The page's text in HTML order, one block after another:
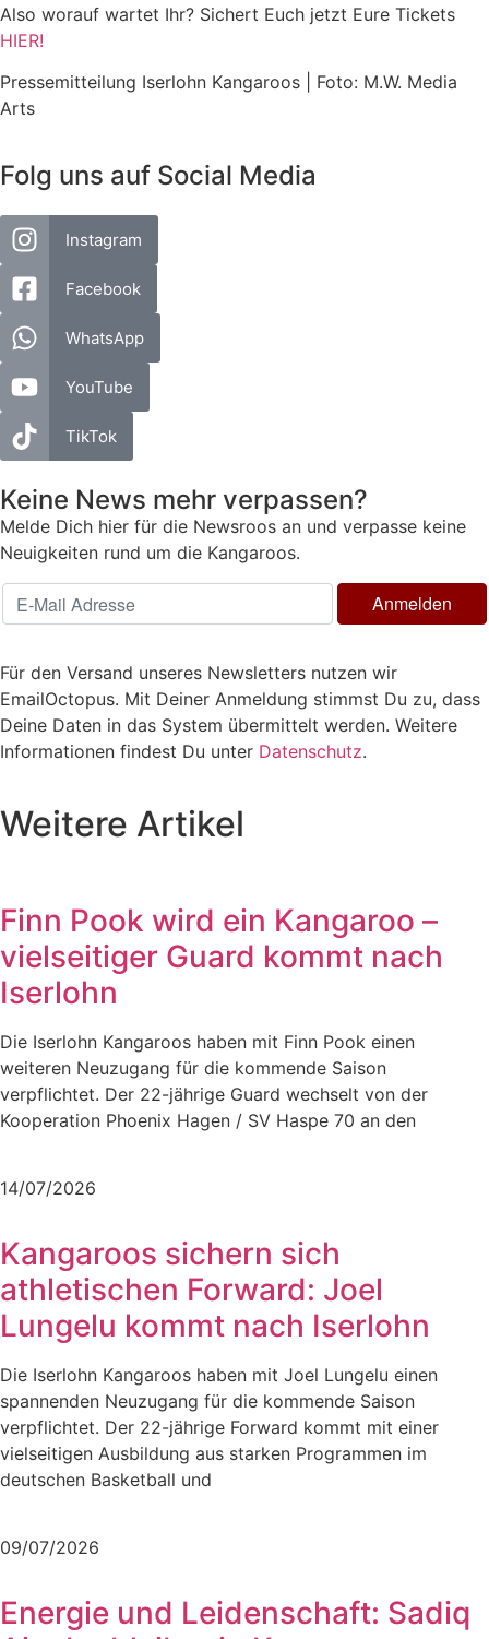
Also worauf wartet Ihr? Sichert Euch jetzt Eure Tickets
HIER!
Pressemitteilung Iserlohn Kangaroos | Foto: M.W. Media
Arts
Folg uns auf Social Media
Instagram
Facebook
WhatsApp
YouTube
TikTok
Keine News mehr verpassen?
Melde Dich hier für die Newsroos an und verpasse keine
Neuigkeiten rund um die Kangaroos.
Für den Versand unseres Newsletters nutzen wir
EmailOctopus. Mit Deiner Anmeldung stimmst Du zu, dass
Deine Daten in das System übermittelt werden. Weitere
Informationen findest Du unter Datenschutz.
Weitere Artikel
Finn Pook wird ein Kangaroo –
vielseitiger Guard kommt nach
Iserlohn
Die Iserlohn Kangaroos haben mit Finn Pook einen
weiteren Neuzugang für die kommende Saison
verpflichtet. Der 22-jährige Guard wechselt von der
Kooperation Phoenix Hagen / SV Haspe 70 an den
14/07/2026
Kangaroos sichern sich
athletischen Forward: Joel
Lungelu kommt nach Iserlohn
Die Iserlohn Kangaroos haben mit Joel Lungelu einen
spannenden Neuzugang für die kommende Saison
verpflichtet. Der 22-jährige Forward kommt mit einer
vielseitigen Ausbildung aus starken Programmen im
deutschen Basketball und
09/07/2026
Energie und Leidenschaft: Sadiq